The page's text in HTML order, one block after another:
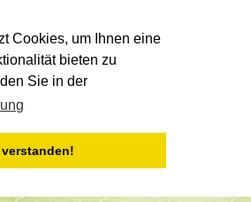
Cookies, um Ihnen eine
bieten zu
Sie in der
verstanden!